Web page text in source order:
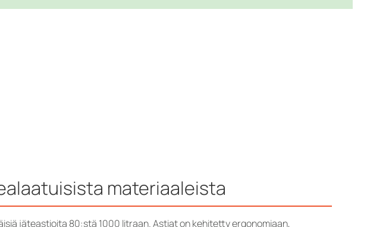
materiaaleista
jäteastioita 80:stä 1000 litraan. Astiat on kehitetty ergonomiaan,